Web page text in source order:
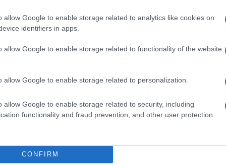
allow Google to enable storage related to analytics like cookies on
identifiers in apps.
allow Google to enable storage related to functionality of the website
allow Google to enable storage related to personalization.
allow Google to enable storage related to security, including
functionality and fraud prevention, and other user protection.
CONFIRM
για την Παγκόσμια Ημέρα
ο Υπουργός Υγείας
- 14:34